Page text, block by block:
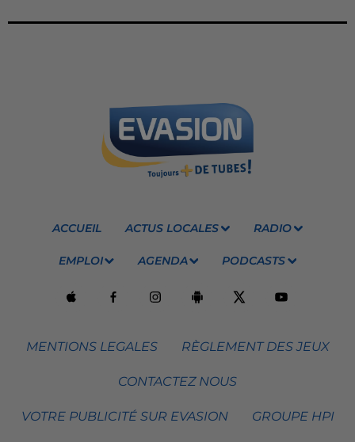
ACCUEIL ACTUS LOCALES RADIO
EMPLOI AGENDA PODCASTS
MENTIONS LEGALES RÈGLEMENT DES JEUX
CONTACTEZ NOUS
VOTRE PUBLICITÉ SUR EVASION GROUPE HPI